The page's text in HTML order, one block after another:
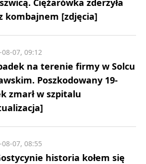
Ciężarówka zderzyła
kombajnem [zdjęcia]
na terenie firmy w Solcu
Poszkodowany 19-
zmarł w szpitalu
08-07, 09:12
historia kołem się
07, 08:55